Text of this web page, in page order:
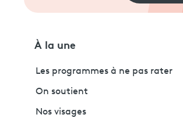
À la une
Les programmes à ne pas rater
On soutient
Nos visages